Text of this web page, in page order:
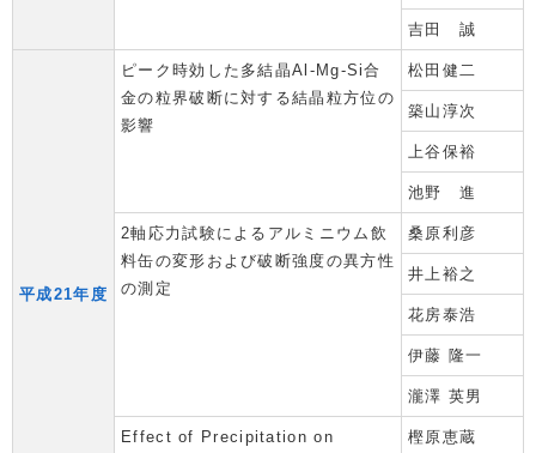
吉田 誠
平成21年度
ピーク時効した多結晶Al-Mg-Si合
金の粒界破断に対する結晶粒方位の
影響
松田健二
築山淳次
上谷保裕
池野 進
2軸応力試験によるアルミニウム飲
料缶の変形および破断強度の異方性
の測定
桑原利彦
井上裕之
花房泰浩
伊藤 隆一
瀧澤 英男
Effect of Precipitation on
樫原恵蔵